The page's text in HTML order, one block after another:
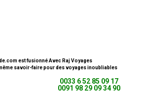
est fusionné Avec Raj Voyages
savoir-faire pour des voyages inoubliables
0033 6 52 85 09 17
0091 98 29 09 34 90